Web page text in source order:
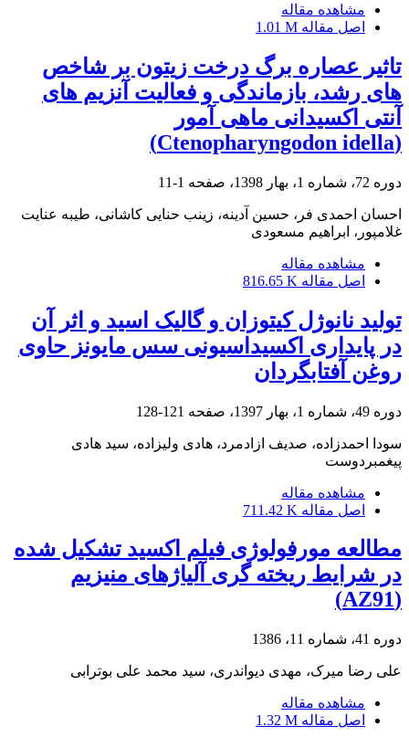
مشاهده مقاله
اصل مقاله 1.01 M
تاثیر عصاره برگ درخت زیتون بر شاخص
های رشد، بازماندگی و فعالیت آنزیم های
آنتی اکسیدانی ماهی آمور
(Ctenopharyngodon idella)
دوره 72، شماره 1، بهار 1398، صفحه 1-11
احسان احمدی فر، حسین آدینه، زینب حنایی کاشانی، طیبه عنایت
غلامپور، ابراهیم مسعودی
مشاهده مقاله
اصل مقاله 816.65 K
تولید نانوژل کیتوزان و گالیک اسید و اثر آن
در پایداری اکسیداسیونی سس مایونز حاوی
روغن آفتابگردان
دوره 49، شماره 1، بهار 1397، صفحه 121-128
سودا احمدزاده، صدیف ازادمرد، هادی ولیزاده، سید هادی
پیغمبردوست
مشاهده مقاله
اصل مقاله 711.42 K
مطالعه مورفولوژی فیلم اکسید تشکیل شده
در شرایط ریخته گری آلیاژهای منیزیم
(AZ91)
دوره 41، شماره 11، 1386
علی رضا میرک، مهدی دیواندری، سید محمد علی بوترابی
مشاهده مقاله
اصل مقاله 1.32 M